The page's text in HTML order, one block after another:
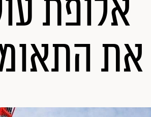
אלופת
את